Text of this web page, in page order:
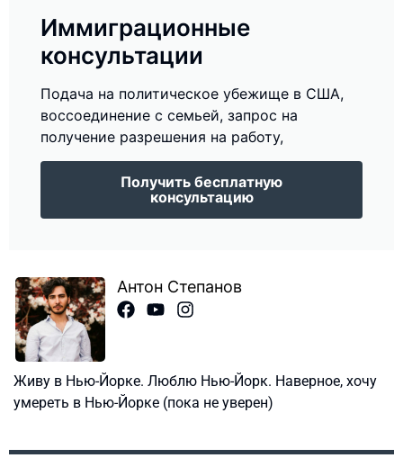
Иммиграционные
консультации
Подача на политическое убежище в США,
воссоединение с семьей, запрос на
получение разрешения на работу,
Получить бесплатную
консультацию
Антон Степанов
Живу в Нью-Йорке. Люблю Нью-Йорк. Наверное, хочу
умереть в Нью-Йорке (пока не уверен)